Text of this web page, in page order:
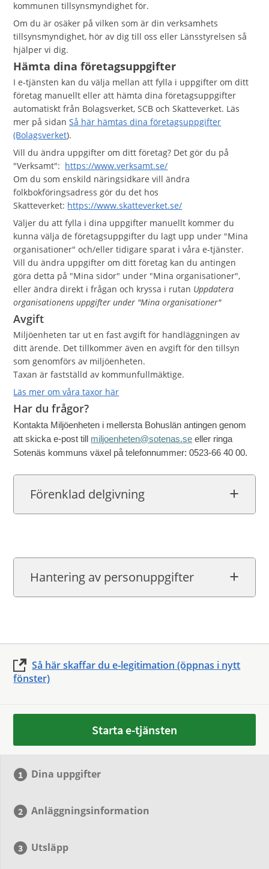
kommunen tillsynsmyndighet för.
Om du är osäker på vilken som är din verksamhets
tillsynsmyndighet, hör av dig till oss eller Länsstyrelsen så
hjälper vi dig.
Hämta dina företagsuppgifter
I e-tjänsten kan du välja mellan att fylla i uppgifter om ditt
företag manuellt eller att hämta dina företagsuppgifter
automatiskt från Bolagsverket, SCB och Skatteverket. Läs
mer på sidanSå här hämtas dina företagsuppgifter
(Bolagsverket).
Vill du ändra uppgifter om ditt företag? Det gör du på
"Verksamt": https://www.verksamt.se/
Om du som enskild näringsidkare vill ändra
folkbokföringsadress gör du det hos
Skatteverket: https://www.skatteverket.se/
Väljer du att fylla i dina uppgifter manuellt kommer du
kunna välja de företagsuppgifter du lagt upp under "Mina
organisationer" och/eller tidigare sparat i våra e-tjänster.
Vill du ändra uppgifter om ditt företag kan du antingen
göra detta på "Mina sidor" under "Mina organisationer",
eller ändra direkt i frågan och kryssa i rutan Uppdatera
organisationens uppgifter under "Mina organisationer"
Avgift
Miljöenheten tar ut en fast avgift för handläggningen av
ditt ärende. Det tillkommer även en avgift för den tillsyn
som genomförs av miljöenheten.
Taxan är fastställd av kommunfullmäktige.
Läs mer om våra taxor här
Har du frågor?
Kontakta Miljöenheten i mellersta Bohuslän antingen genom
att skicka e-post till miljoenheten@sotenas.se eller ringa
Sotenäs kommuns växel på telefonnummer: 0523-66 40 00.
Förenklad delgivning
Hantering av personuppgifter
Så här skaffar du e-legitimation (öppnas i nytt
fönster)
Starta e-tjänsten
Dina uppgifter
Anläggningsinformation
Utsläpp